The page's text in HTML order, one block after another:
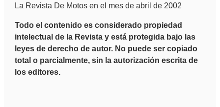
La Revista De Motos en el mes de abril de 2002
Todo el contenido es considerado propiedad
intelectual de la Revista y está protegida bajo las
leyes de derecho de autor. No puede ser copiado
total o parcialmente, sin la autorización escrita de
los editores.